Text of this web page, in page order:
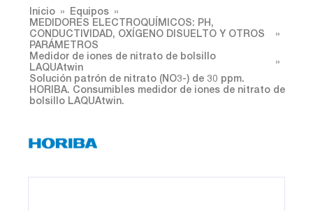
Inicio
Equipos
MEDIDORES ELECTROQUÍMICOS: PH,
CONDUCTIVIDAD, OXÍGENO DISUELTO Y OTROS
PARÁMETROS
Medidor de iones de nitrato de bolsillo
LAQUAtwin
Solución patrón de nitrato (NO3-) de 30 ppm.
HORIBA. Consumibles medidor de iones de nitrato de
bolsillo LAQUAtwin.